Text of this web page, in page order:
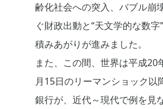
齢化社会への突入、バブル崩
ぐ財政出動と“天文学的な数
積みあがりが進みました。
また、この間、世界は平成20
月15日のリーマンショック以
銀行が、近代～現代で例を見